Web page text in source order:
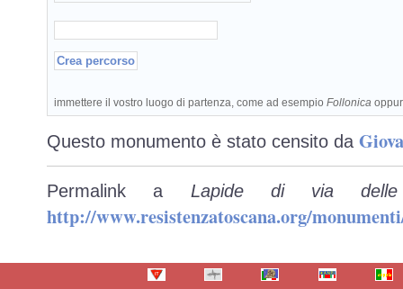
immettere il vostro luogo di partenza, come ad esempio Follonica
Questo monumento è stato censito da
Permalink a Lapide di via
http://www.resistenzatoscana.org/